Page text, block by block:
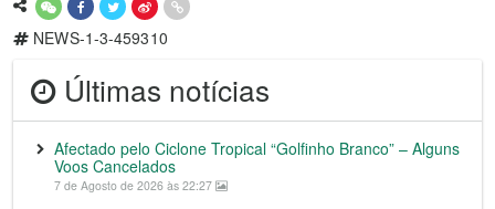
NEWS-1-3-459310
Últimas notícias
Afectado pelo Ciclone Tropical “Golfinho Branco” – Alguns
Voos Cancelados
7 de Agosto de 2026 às 22:27